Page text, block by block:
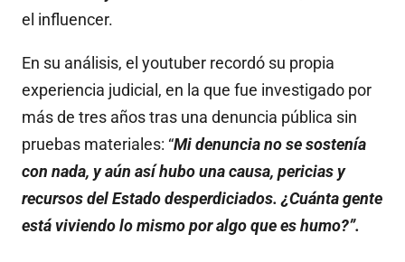
el influencer.
En su análisis, el youtuber recordó su propia
experiencia judicial, en la que fue investigado por
más de tres años tras una denuncia pública sin
pruebas materiales: “Mi denuncia no se sostenía
con nada, y aún así hubo una causa, pericias y
recursos del Estado desperdiciados. ¿Cuánta gente
está viviendo lo mismo por algo que es humo?”.